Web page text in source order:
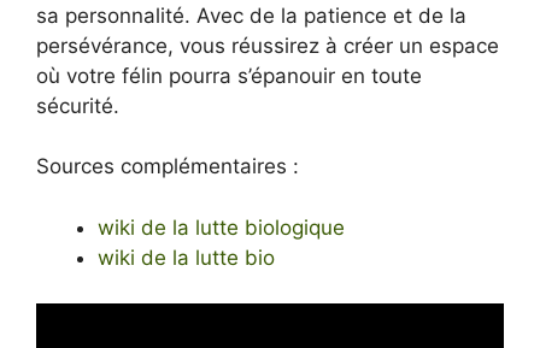
sa personnalité. Avec de la patience et de la
persévérance, vous réussirez à créer un espace
où votre félin pourra s’épanouir en toute
sécurité.
Sources complémentaires :
wiki de la lutte biologique
wiki de la lutte bio